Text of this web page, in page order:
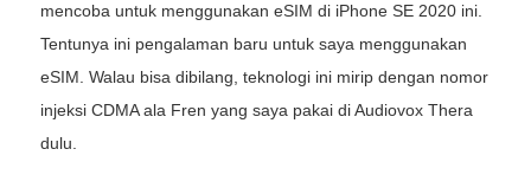
mencoba untuk menggunakan eSIM di iPhone SE 2020 ini.
Tentunya ini pengalaman baru untuk saya menggunakan
eSIM. Walau bisa dibilang, teknologi ini mirip dengan nomor
injeksi CDMA ala Fren yang saya pakai di Audiovox Thera
dulu.